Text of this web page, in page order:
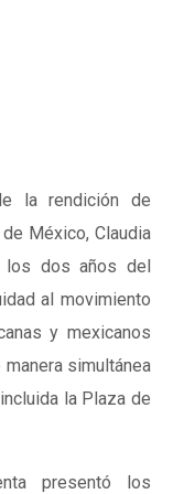
la rendición de
México, Claudia
los dos años del
al movimiento
y mexicanos
simultánea
la Plaza de
presentó los